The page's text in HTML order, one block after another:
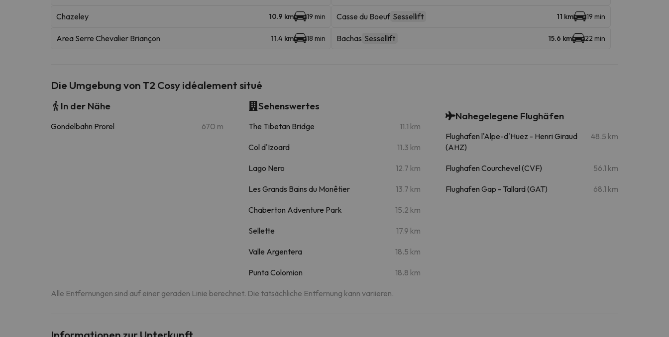
Chazeley 10.9 km 19 min Casse du Boeuf Sessellift 11 km 19 min
Area Serre Chevalier Briançon 11.4 km 18 min Bachas Sessellift 15.6 km 22 min
Die Umgebung von T2 Cosy idéalement situé
In der Nähe
Gondelbahn Prorel 670 m
Sehenswertes
The Tibetan Bridge 11.1 km
Col d'Izoard 11.3 km
Lago Nero 12.7 km
Les Grands Bains du Monêtier 13.7 km
Chaberton Adventure Park 15.2 km
Sellette 17.9 km
Valle Argentera 18.5 km
Punta Colomion 18.8 km
Nahegelegene Flughäfen
Flughafen l'Alpe-d'Huez - Henri Giraud
(AHZ)
48.5 km
Flughafen Courchevel (CVF) 56.1 km
Flughafen Gap - Tallard (GAT) 68.1 km
Alle Entfernungen sind auf einer geraden Linie berechnet. Die tatsächliche Entfernung kann variieren.